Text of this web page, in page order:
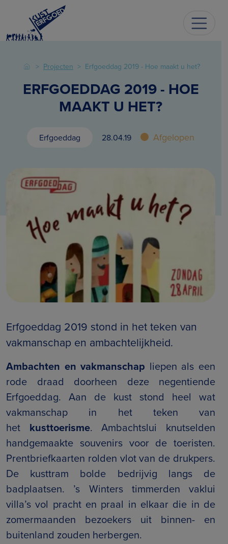
Projecten Erfgoeddag 2019 - Hoe maakt u het?
ERFGOEDDAG 2019 - HOE
MAAKT U HET?
Erfgoeddag 28.04.19 Afgelopen
Erfgoeddag 2019 stond in het teken van
vakmanschap en ambachtelijkheid.
Ambachten en vakmanschap liepen als een
rode draad doorheen deze negentiende
Erfgoeddag. Aan de kust stond heel wat
vakmanschap in het teken van
het kusttoerisme. Ambachtslui knutselden
handgemaakte souvenirs voor de toeristen.
Prentbriefkaarten rolden vlot van de drukpers.
De kusttram bolde bedrijvig langs de
badplaatsen. ’s Winters timmerden vaklui
villa’s vol pracht en praal in elkaar die in de
zomermaanden bezoekers uit binnen- en
buitenland zouden herbergen.